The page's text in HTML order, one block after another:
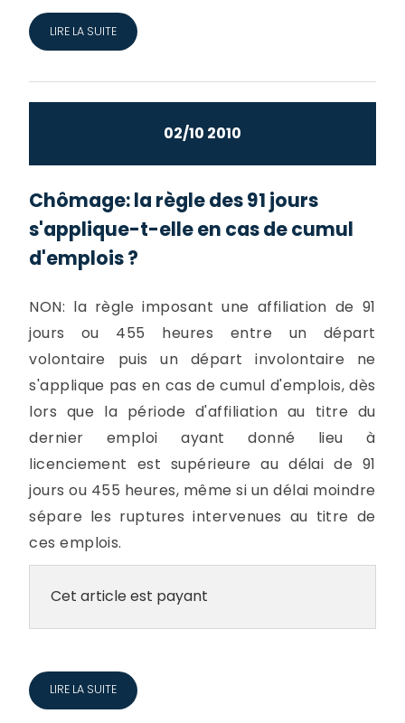
LIRE LA SUITE
02/10 2010
Chômage: la règle des 91 jours
s'applique-t-elle en cas de cumul
d'emplois ?
NON: la règle imposant une affiliation de 91
jours ou 455 heures entre un départ
volontaire puis un départ involontaire ne
s'applique pas en cas de cumul d'emplois, dès
lors que la période d'affiliation au titre du
dernier emploi ayant donné lieu à
licenciement est supérieure au délai de 91
jours ou 455 heures, même si un délai moindre
sépare les ruptures intervenues au titre de
ces emplois.
Cet article est payant
LIRE LA SUITE